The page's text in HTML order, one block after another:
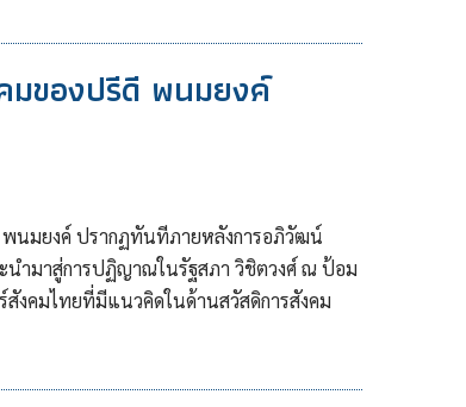
มของปรีดี พนมยงค์
พนมยงค์ ปรากฏทันทีภายหลังการอภิวัฒน์
นำมาสู่การปฏิญาณในรัฐสภา วิชิตวงศ์ ณ ป้อม
งคมไทยที่มีแนวคิดในด้านสวัสดิการสังคม